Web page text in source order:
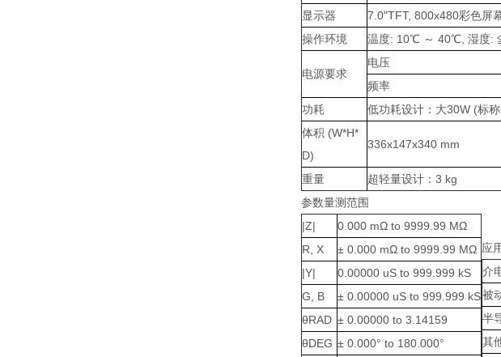
显示器
7.0"TFT, 800x480彩色屏
操作环境
温度: 10℃ ～ 40℃, 湿度:
电源要求
电压
频率
功耗
低功耗设计：大30W (标
体积 (W*H*
D)
336x147x340 mm
重量
超轻量设计：3 kg
参数量测范围
|Z|
0.000 mΩ to 9999.99 MΩ
R, X
± 0.000 mΩ to 9999.99 MΩ
|Y|
0.00000 uS to 999.999 kS
G, B
± 0.00000 uS to 999.999 kS
θRAD ± 0.00000 to 3.14159
θDEG ± 0.000° to 180.000°
应
介
被
半
其